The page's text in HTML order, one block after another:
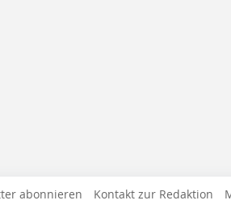
abonnieren Kontakt zur Redaktion